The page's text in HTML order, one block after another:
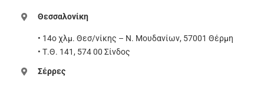
Θεσσαλονίκη
• 14ο χλμ. Θεσ/νίκης – Ν. Μουδανίων, 57001 Θέρμη
• Τ.Θ. 141, 574 00 Σίνδος
Σέρρες